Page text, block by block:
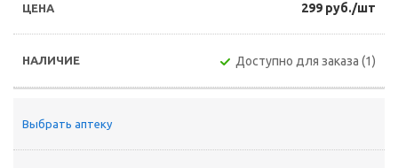
299 руб./шт
Доступно для заказа (1)
Выбрать аптеку